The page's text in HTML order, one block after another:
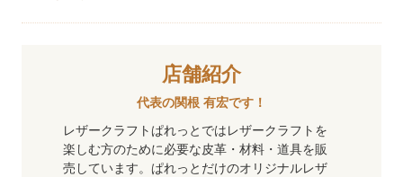
店舗紹介
代表の関根 有宏です！
レザークラフトぱれっとではレザークラフトを
楽しむ方のために必要な皮革・材料・道具を販
売しています。ぱれっとだけのオリジナルレザ